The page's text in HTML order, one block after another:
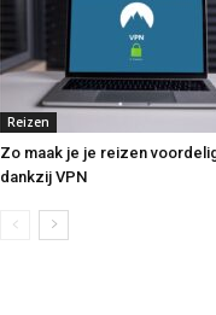
Reizen
Zo maak je je reizen
dankzij VPN